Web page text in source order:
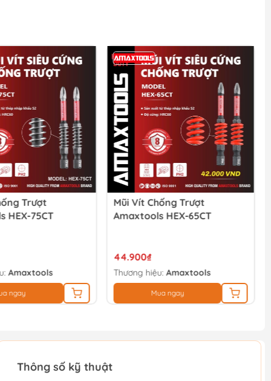
Trượt
HEX-75CT
Amaxtools
ngay
Mũi Vít Chống Trượt
Amaxtools HEX-65CT
44.900₫
Thương hiệu:Amaxtools
Mua ngay
Thông số kỹ thuật